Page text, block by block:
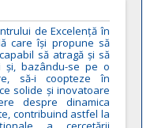
de Excelență în
care își propune să
să atragă și să
și, bazându-se pe o
să-i coopteze în
solide și inovatoare
despre dinamica
contribuind astfel la